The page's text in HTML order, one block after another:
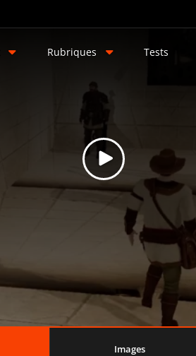
Rubriques Tests
Images